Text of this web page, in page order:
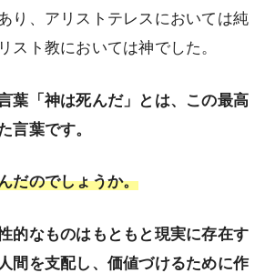
り、アリストテレスにおいては純
スト教においては神でした。
葉「神は死んだ」とは、この最高
言葉です。
だのでしょうか。
的なものはもともと現実に存在す
間を支配し、価値づけるために作